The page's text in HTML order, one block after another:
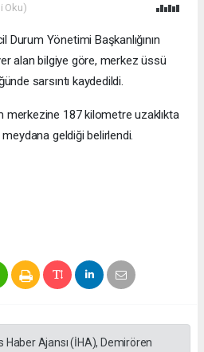
Oku)
Yönetimi Başkanlığının
alan bilgiye göre, merkez üssü
sarsıntı kaydedildi.
merkezine 187 kilometre uzaklıkta
geldiği belirlendi.
Haber Ajansı (İHA), Demirören